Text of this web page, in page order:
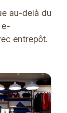
au-delà du
entrepôt.